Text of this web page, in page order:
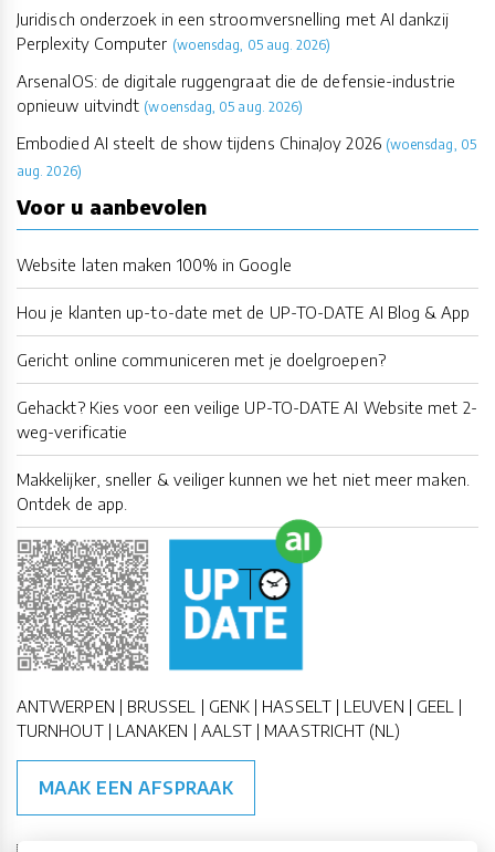
Juridisch onderzoek in een stroomversnelling met AI dankzij
Perplexity Computer (woensdag, 05 aug. 2026)
ArsenalOS: de digitale ruggengraat die de defensie-industrie
opnieuw uitvindt (woensdag, 05 aug. 2026)
Embodied AI steelt de show tijdens ChinaJoy 2026 (woensdag, 05
aug. 2026)
Voor u aanbevolen
Website laten maken 100% in Google
Hou je klanten up-to-date met de UP-TO-DATE AI Blog & App
Gericht online communiceren met je doelgroepen?
Gehackt? Kies voor een veilige UP-TO-DATE AI Website met 2-
weg-verificatie
Makkelijker, sneller & veiliger kunnen we het niet meer maken.
Ontdek de app.
ANTWERPEN | BRUSSEL | GENK | HASSELT | LEUVEN | GEEL |
TURNHOUT | LANAKEN | AALST | MAASTRICHT (NL)
MAAK EEN AFSPRAAK